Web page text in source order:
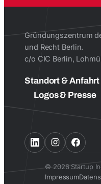
Gründungszentrum
und Recht Berlin.
c/o CIC Berlin,
Standort & Anfahrt
Logos & Presse
© 2026 Startup
Impressum